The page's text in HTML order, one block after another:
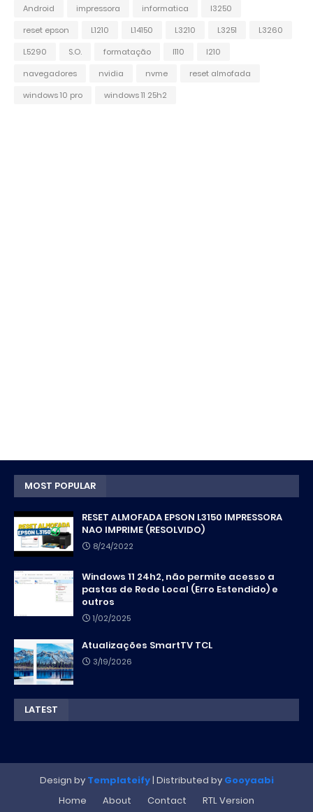
Android
impressora informatica
l3250
reset epson
L1210 L14150 L3210 L3251
L3260
L5290
S.O. formatação l110
l210
navegadores
nvidia nvme
reset almofada
windows 10 pro
windows 11 25h2
MOST POPULAR
RESET ALMOFADA EPSON L3150 IMPRESSORA
NAO IMPRIME (RESOLVIDO)
8/24/2022
Windows 11 24h2, não permite acesso a
pastas de Rede Local (Erro Estendido) e
outros
1/02/2025
Atualizações SmartTV TCL
3/19/2026
LATEST
Design by Templateify| Distributed by Gooyaabi
Home
About Contact RTL Version